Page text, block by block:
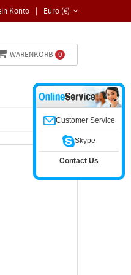
Euro (€)
Konto |
WARENKORB 0
Customer Service
Skype
Contact Us